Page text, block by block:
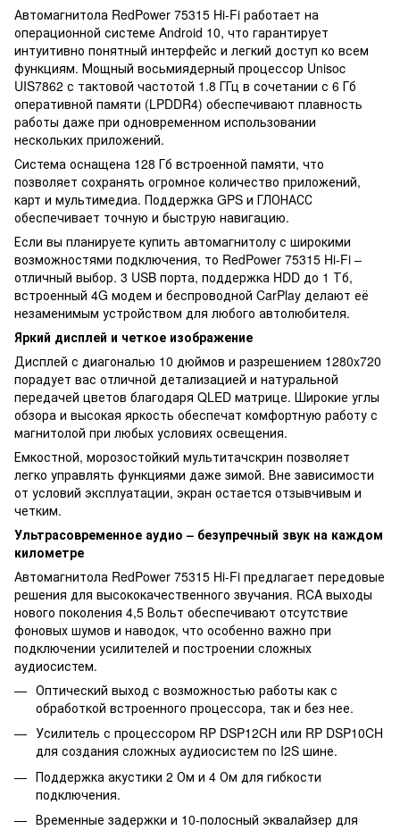
Автомагнитола RedPower 75315 Hi-Fi работает на
операционной системе Android 10, что гарантирует
интуитивно понятный интерфейс и легкий доступ ко всем
функциям. Мощный восьмиядерный процессор Unisoc
UIS7862 с тактовой частотой 1.8 ГГц в сочетании с 6 Гб
оперативной памяти (LPDDR4) обеспечивают плавность
работы даже при одновременном использовании
нескольких приложений.
Система оснащена 128 Гб встроенной памяти, что
позволяет сохранять огромное количество приложений,
карт и мультимедиа. Поддержка GPS и ГЛОНАСС
обеспечивает точную и быструю навигацию.
Если вы планируете купить автомагнитолу с широкими
возможностями подключения, то RedPower 75315 Hi-Fi –
отличный выбор. 3 USB порта, поддержка HDD до 1 Тб,
встроенный 4G модем и беспроводной CarPlay делают её
незаменимым устройством для любого автолюбителя.
Яркий дисплей и четкое изображение
Дисплей с диагональю 10 дюймов и разрешением 1280x720
порадует вас отличной детализацией и натуральной
передачей цветов благодаря QLED матрице. Широкие углы
обзора и высокая яркость обеспечат комфортную работу с
магнитолой при любых условиях освещения.
Емкостной, морозостойкий мультитачскрин позволяет
легко управлять функциями даже зимой. Вне зависимости
от условий эксплуатации, экран остается отзывчивым и
четким.
Ультрасовременное аудио – безупречный звук на каждом
километре
Автомагнитола RedPower 75315 Hi-Fi предлагает передовые
решения для высококачественного звучания. RCA выходы
нового поколения 4,5 Вольт обеспечивают отсутствие
фоновых шумов и наводок, что особенно важно при
подключении усилителей и построении сложных
аудиосистем.
Оптический выход с возможностью работы как с
обработкой встроенного процессора, так и без нее.
Усилитель с процессором RP DSP12CH или RP DSP10CH
для создания сложных аудиосистем по I2S шине.
Поддержка акустики 2 Ом и 4 Ом для гибкости
подключения.
Временные задержки и 10-полосный эквалайзер для